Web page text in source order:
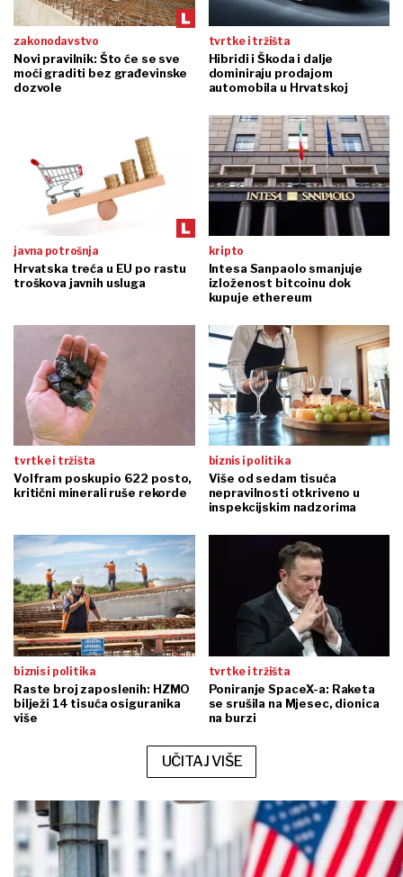
zakonodavstvo
Novi pravilnik: Što će se sve
moći graditi bez građevinske
dozvole
tvrtke i tržišta
Hibridi i Škoda i dalje
dominiraju prodajom
automobila u Hrvatskoj
javna potrošnja
Hrvatska treća u EU po rastu
troškova javnih usluga
kripto
Intesa Sanpaolo smanjuje
izloženost bitcoinu dok
kupuje ethereum
tvrtke i tržišta
Volfram poskupio 622 posto,
kritični minerali ruše rekorde
biznis i politika
Više od sedam tisuća
nepravilnosti otkriveno u
inspekcijskim nadzorima
biznis i politika
Raste broj zaposlenih: HZMO
bilježi 14 tisuća osiguranika
više
tvrtke i tržišta
Poniranje SpaceX-a: Raketa
se srušila na Mjesec, dionica
na burzi
UČITAJ VIŠE